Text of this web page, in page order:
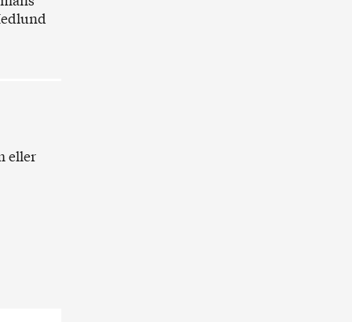
eller